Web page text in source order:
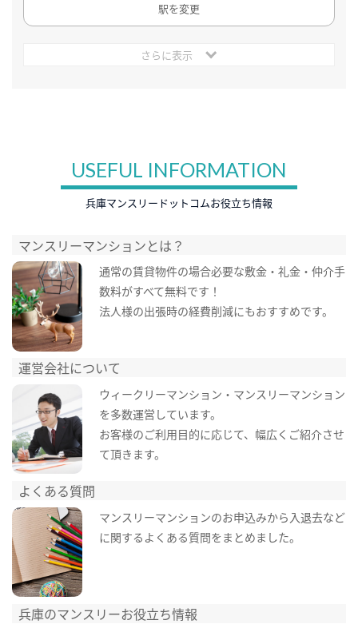
駅を変更
さらに表示
USEFUL INFORMATION
兵庫マンスリードットコムお役立ち情報
マンスリーマンションとは？
通常の賃貸物件の場合必要な敷金・礼金・仲介手
数料がすべて無料です！
法人様の出張時の経費削減にもおすすめです。
運営会社について
ウィークリーマンション・マンスリーマンション
を多数運営しています。
お客様のご利用目的に応じて、幅広くご紹介させ
て頂きます。
よくある質問
マンスリーマンションのお申込みから入退去など
に関するよくある質問をまとめました。
兵庫のマンスリーお役立ち情報